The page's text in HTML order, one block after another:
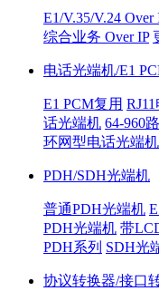
E1/V.35/V.24 Over
综合业务 Over IP
电话光端机/E1
E1 PCM复用
话光端机 64-960
环网型电话光端机
PDH/SDH光端机
普通PDH光端机
PDH光端机 带
PDH系列 SDH光
协议转换器/接口